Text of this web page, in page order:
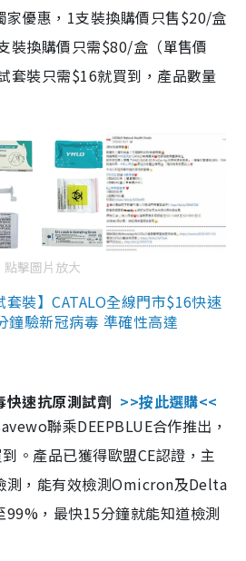
家優惠，1支裝換購價只售$20/盒
裝換購價只需$80/盒（單售價
套裝只需$16就買到，產品數量
點擊圖片放大
裝】CATALO全線門市$16快速
鐘驗新冠病毒 準確性高達
速抗原測試劑 >>按此選購<<
聯乘DEEPBLUE合作推出，
。產品已獲得歐盟CE認證，主
測，能有效檢測Omicron及Delta
99%，最快15分鐘就能知道檢測